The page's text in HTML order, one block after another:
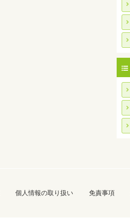
個人情報の取り扱い 免責事項